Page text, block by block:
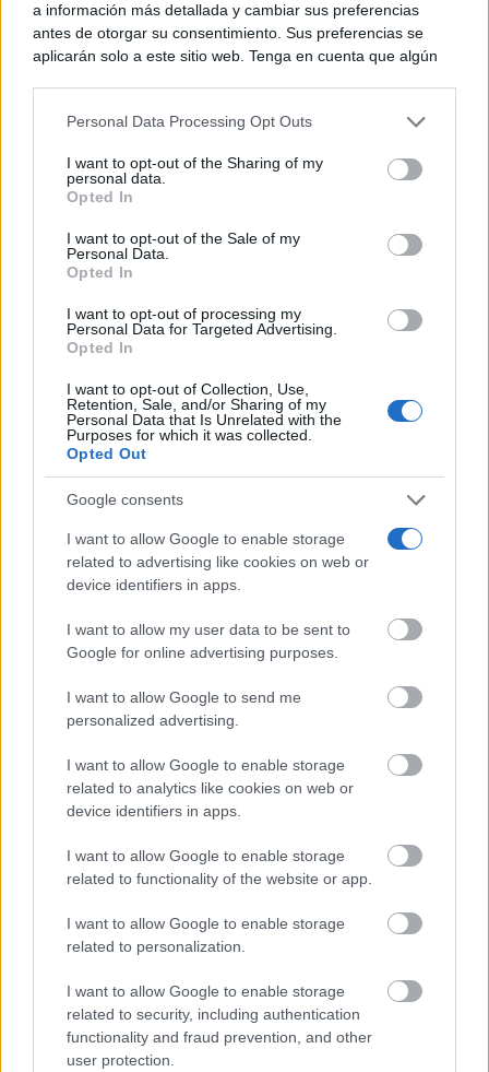
a información más detallada y cambiar sus preferencias
antes de otorgar su consentimiento. Sus preferencias se
aplicarán solo a este sitio web. Tenga en cuenta que algún
rechazar tal procesamiento. Puede cambiar sus preferencias
a este sitio y haciendo clic en el botón "Privacidad" en la
parte inferior de la página web.
Please note that this website/app uses one or more Google
services and may gather and store information including but
not limited to your visit or usage behaviour. You may click to
use your data for below specified purposes in below Google
consent section.
Personal Data Processing Opt Outs
I want to opt-out of the Sharing of my
personal data.
Opted In
I want to opt-out of the Sale of my
Personal Data.
Opted In
I want to opt-out of processing my
Personal Data for Targeted Advertising.
Opted In
I want to opt-out of Collection, Use,
Retention, Sale, and/or Sharing of my
Personal Data that Is Unrelated with the
Purposes for which it was collected.
Opted Out
Google consents
I want to allow Google to enable storage
related to advertising like cookies on web or
device identifiers in apps.
I want to allow my user data to be sent to
Google for online advertising purposes.
I want to allow Google to send me
personalized advertising.
I want to allow Google to enable storage
related to analytics like cookies on web or
device identifiers in apps.
I want to allow Google to enable storage
related to functionality of the website or app.
I want to allow Google to enable storage
related to personalization.
I want to allow Google to enable storage
related to security, including authentication
functionality and fraud prevention, and other
user protection.
¿Sabías que existen?
Estas criaturas existen y parecen sacadas de otro
planeta
¿De verdad hacen esto?
Costumbres que rompen todos los esquemas
El truco contra la cal
Di adiós a la cal del baño con estos sencillos consejos
DISCOVER WITH